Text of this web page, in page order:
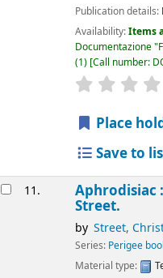
Publication details:
Availability:Items
Documentazione
(1) Call number:
star rating
Place
Save to
11. Aphrodisiac
Street.
by Street,
Series: Perigee
Material type: